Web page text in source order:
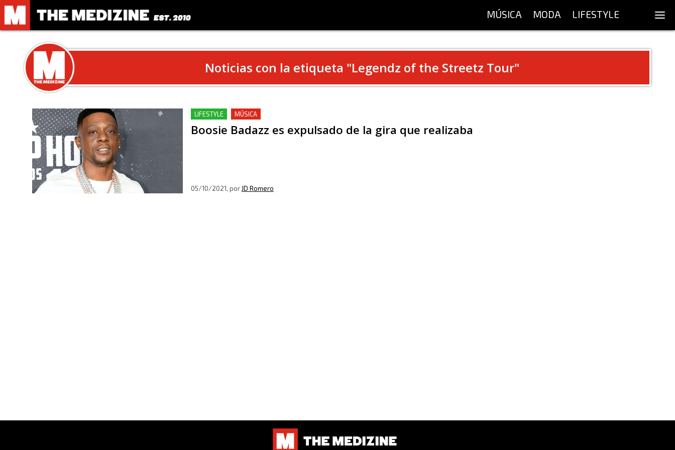
MÚSICA MODA LIFESTYLE
Noticias con la etiqueta "Legendz of the Streetz Tour"
LIFESTYLE MÚSICA
Boosie Badazz es expulsado de la gira que realizaba
05/10/2021, por JD Romero